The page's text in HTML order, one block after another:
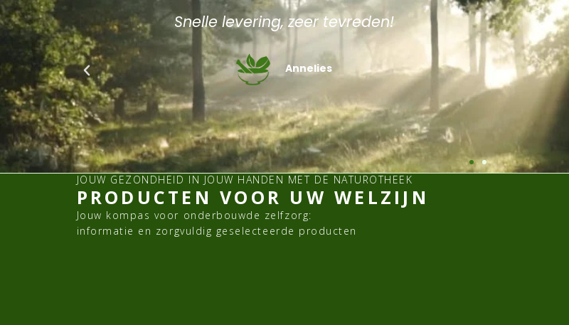
leo.
Snelle levering, zeer tevreden!
Annelies
JOUW GEZONDHEID IN JOUW HANDEN MET DE NATUROTHEEK
PRODUCTEN VOOR UW WELZIJN
Jouw kompas voor onderbouwde zelfzorg:
informatie en zorgvuldig geselecteerde producten